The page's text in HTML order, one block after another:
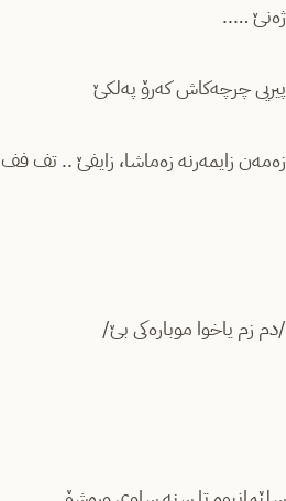
ژەنێ …..
پیریی چرچەکاش کەرۆ پەلکێ
زەمەن زایمەرنە زەماشا، زایفێ .. تف فف
/دم زم یاخوا موبارەکی بێ/